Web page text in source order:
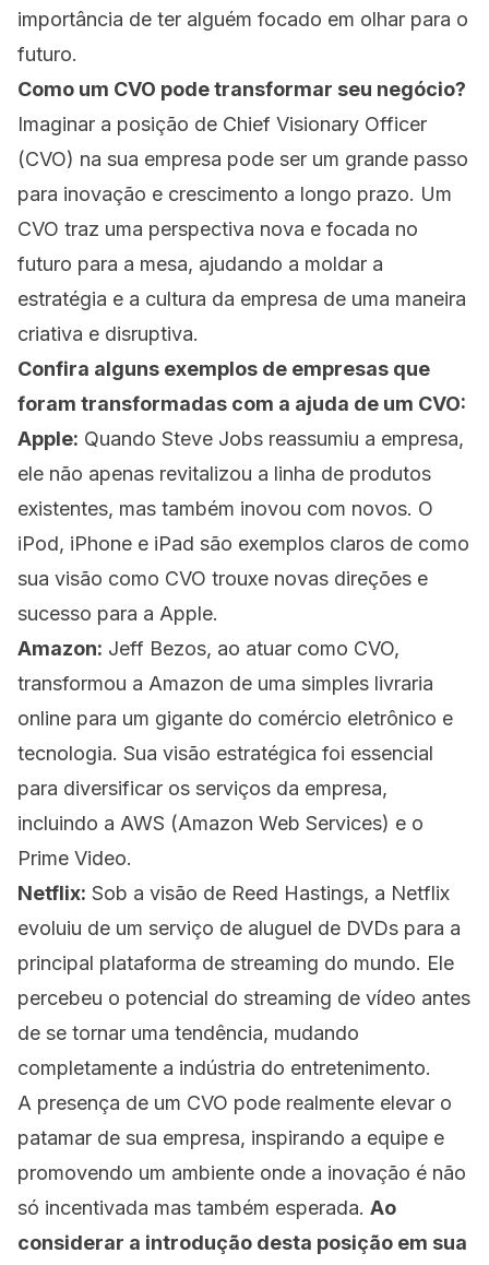
importância de ter alguém focado em olhar para o
futuro.
Como um CVO pode transformar seu negócio?
Imaginar a posição de Chief Visionary Officer
(CVO) na sua empresa pode ser um grande passo
para inovação e crescimento a longo prazo. Um
CVO traz uma perspectiva nova e focada no
futuro para a mesa, ajudando a moldar a
estratégia e a cultura da empresa de uma maneira
criativa e disruptiva.
Confira alguns exemplos de empresas que
foram transformadas com a ajuda de um CVO:
Apple: Quando Steve Jobs reassumiu a empresa,
ele não apenas revitalizou a linha de produtos
existentes, mas também inovou com novos. O
iPod, iPhone e iPad são exemplos claros de como
sua visão como CVO trouxe novas direções e
sucesso para a Apple.
Amazon: Jeff Bezos, ao atuar como CVO,
transformou a Amazon de uma simples livraria
online para um gigante do comércio eletrônico e
tecnologia. Sua visão estratégica foi essencial
para diversificar os serviços da empresa,
incluindo a AWS (Amazon Web Services) e o
Prime Video.
Netflix: Sob a visão de Reed Hastings, a Netflix
evoluiu de um serviço de aluguel de DVDs para a
principal plataforma de streaming do mundo. Ele
percebeu o potencial do streaming de vídeo antes
de se tornar uma tendência, mudando
completamente a indústria do entretenimento.
A presença de um CVO pode realmente elevar o
patamar de sua empresa, inspirando a equipe e
promovendo um ambiente onde a inovação é não
só incentivada mas também esperada. Ao
considerar a introdução desta posição em sua